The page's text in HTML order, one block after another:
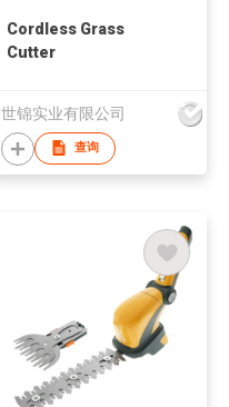
Cordless Grass
Cutter
世锦实业有限公司
查询